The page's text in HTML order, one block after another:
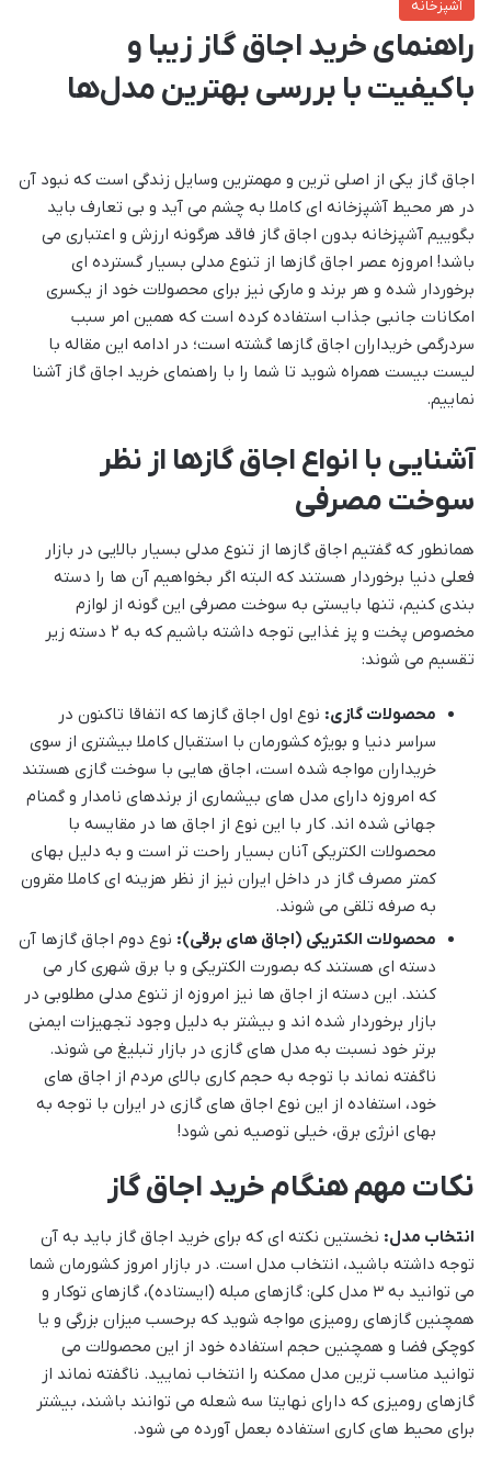
آشپزخانه
راهنمای خرید اجاق گاز زیبا و
باکیفیت با بررسی بهترین مدل‌ها
اجاق گاز یکی از اصلی ترین و مهمترین وسایل زندگی است که نبود آن
در هر محیط آشپزخانه ای کاملا به چشم می آید و بی تعارف باید
بگوییم آشپزخانه بدون اجاق گاز فاقد هرگونه ارزش و اعتباری می
باشد! امروزه عصر اجاق گازها از تنوع مدلی بسیار گسترده ای
برخوردار شده و هر برند و مارکی نیز برای محصولات خود از یکسری
امکانات جانبی جذاب استفاده کرده است که همین امر سبب
سردرگمی خریداران اجاق گازها گشته است؛ در ادامه این مقاله با
لیست بیست همراه شوید تا شما را با راهنمای خرید اجاق گاز آشنا
نماییم.
آشنایی با انواع اجاق گازها از نظر
سوخت مصرفی
همانطور که گفتیم اجاق گازها از تنوع مدلی بسیار بالایی در بازار
فعلی دنیا برخوردار هستند که البته اگر بخواهیم آن ها را دسته
بندی کنیم، تنها بایستی به سوخت مصرفی این گونه از لوازم
مخصوص پخت و پز غذایی توجه داشته باشیم که به 2 دسته زیر
تقسیم می شوند:
محصولات گازی: نوع اول اجاق گازها که اتفاقا تاکنون در
سراسر دنیا و بویژه کشورمان با استقبال کاملا بیشتری از سوی
خریداران مواجه شده است، اجاق هایی با سوخت گازی هستند
که امروزه دارای مدل های بیشماری از برندهای نامدار و گمنام
جهانی شده اند. کار با این نوع از اجاق ها در مقایسه با
محصولات الکتریکی آنان بسیار راحت تر است و به دلیل بهای
کمتر مصرف گاز در داخل ایران نیز از نظر هزینه ای کاملا مقرون
به صرفه تلقی می شوند.
محصولات الکتریکی (اجاق های برقی): نوع دوم اجاق گازها آن
دسته ای هستند که بصورت الکتریکی و با برق شهری کار می
کنند. این دسته از اجاق ها نیز امروزه از تنوع مدلی مطلوبی در
بازار برخوردار شده اند و بیشتر به دلیل وجود تجهیزات ایمنی
برتر خود نسبت به مدل های گازی در بازار تبلیغ می شوند.
ناگفته نماند با توجه به حجم کاری بالای مردم از اجاق های
خود، استفاده از این نوع اجاق های گازی در ایران با توجه به
بهای انرژی برق، خیلی توصیه نمی شود!
نکات مهم هنگام خرید اجاق گاز
انتخاب مدل: نخستین نکته ای که برای خرید اجاق گاز باید به آن
توجه داشته باشید، انتخاب مدل است. در بازار امروز کشورمان شما
می توانید به 3 مدل کلی: گازهای مبله (ایستاده)، گازهای توکار و
همچنین گازهای رومیزی مواجه شوید که برحسب میزان بزرگی و یا
کوچکی فضا و همچنین حجم استفاده خود از این محصولات می
توانید مناسب ترین مدل ممکنه را انتخاب نمایید. ناگفته نماند از
گازهای رومیزی که دارای نهایتا سه شعله می توانند باشند، بیشتر
برای محیط های کاری استفاده بعمل آورده می شود.